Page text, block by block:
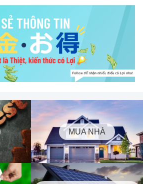
MUA NHÀ